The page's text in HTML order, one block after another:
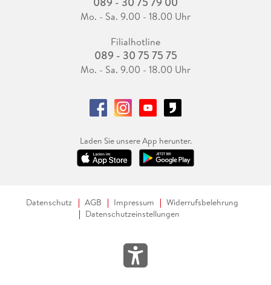
Mo. - Sa. 9.00 - 18.00 Uhr
Filialhotline
089 - 30 75 75 75
Mo. - Sa. 9.00 - 18.00 Uhr
Laden Sie unsere App herunter.
Datenschutz AGB Impressum
Widerrufsbelehrung
Datenschutzeinstellungen